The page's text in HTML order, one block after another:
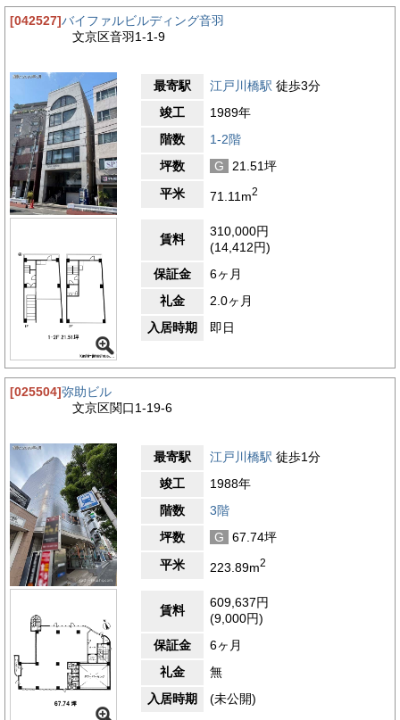
[042527]バイファルビルディング音羽
文京区音羽1-1-9
最寄駅 江戸川橋駅 徒歩3分
竣工
1989年
階数
1-2階
坪数
G
21.51坪
平米
71.11m2
賃料
310,000円
(14,412円)
保証金
6ヶ月
礼金
2.0ヶ月
入居時期
即日
[025504]弥助ビル
文京区関口1-19-6
最寄駅 江戸川橋駅 徒歩1分
竣工
1988年
階数
3階
坪数
G
67.74坪
平米
223.89m2
賃料
609,637円
(9,000円)
保証金
6ヶ月
礼金
無
入居時期
(未公開)